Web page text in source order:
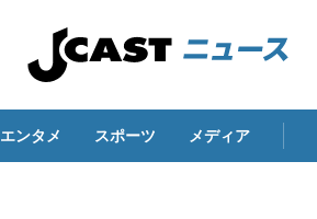
エンタメ スポーツ メディア